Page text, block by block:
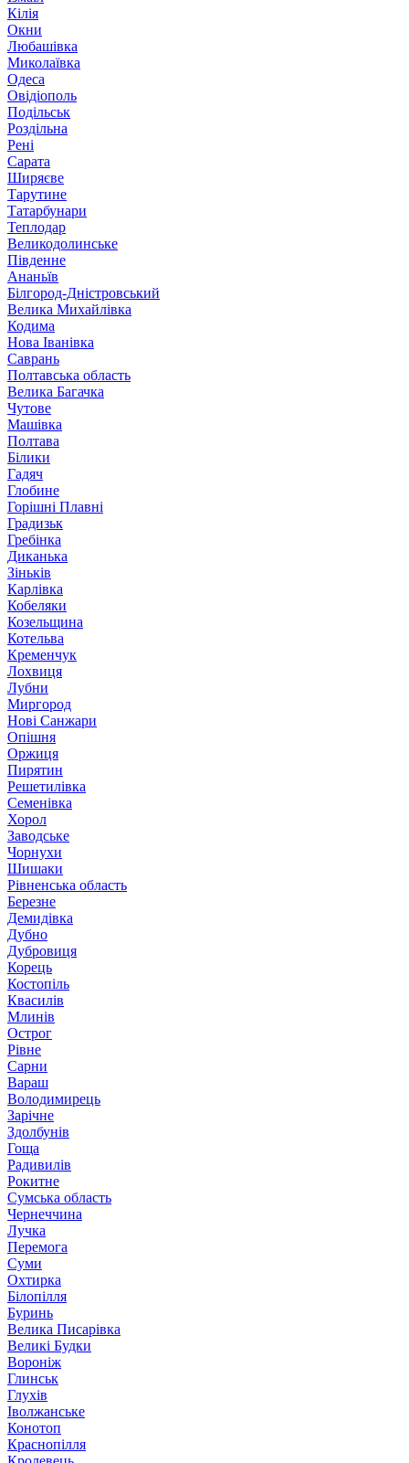
Кілія
Окни
Любашівка
Миколаївка
Одеса
Овідіополь
Подільськ
Роздільна
Рені
Сарата
Ширяєве
Тарутине
Татарбунари
Теплодар
Великодолинське
Південне
Ананьїв
Білгород-Дністровський
Велика Михайлівка
Кодима
Нова Іванівка
Саврань
Полтавська область
Велика Багачка
Чутове
Машівка
Полтава
Білики
Гадяч
Глобине
Горішні Плавні
Градизьк
Гребінка
Диканька
Зіньків
Карлівка
Кобеляки
Козельщина
Котельва
Кременчук
Лохвиця
Лубни
Миргород
Нові Санжари
Опішня
Оржиця
Пирятин
Решетилівка
Семенівка
Хорол
Заводське
Чорнухи
Шишаки
Рівненська область
Березне
Демидівка
Дубно
Дубровиця
Корець
Костопіль
Квасилів
Млинів
Острог
Рівне
Сарни
Вараш
Володимирець
Зарічне
Здолбунів
Гоща
Радивилів
Рокитне
Сумська область
Чернеччина
Лучка
Перемога
Суми
Охтирка
Білопілля
Буринь
Велика Писарівка
Великі Будки
Вороніж
Глинськ
Глухів
Іволжанське
Конотоп
Краснопілля